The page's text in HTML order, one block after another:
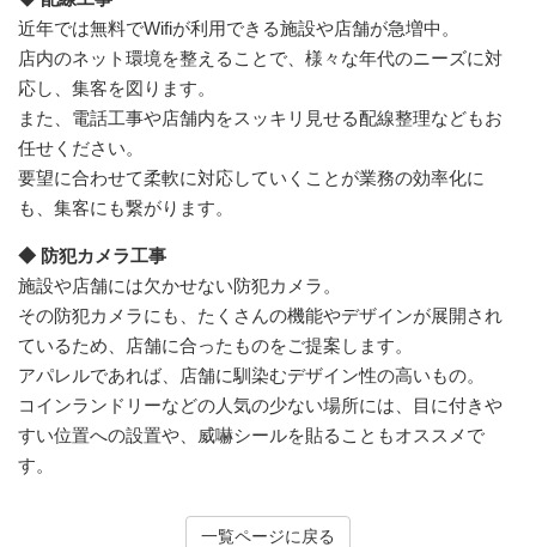
近年では無料でWifiが利用できる施設や店舗が急増中。
店内のネット環境を整えることで、様々な年代のニーズに対
応し、集客を図ります。
また、電話工事や店舗内をスッキリ見せる配線整理などもお
任せください。
要望に合わせて柔軟に対応していくことが業務の効率化に
も、集客にも繋がります。
◆ 防犯カメラ工事
施設や店舗には欠かせない防犯カメラ。
その防犯カメラにも、たくさんの機能やデザインが展開され
ているため、店舗に合ったものをご提案します。
アパレルであれば、店舗に馴染むデザイン性の高いもの。
コインランドリーなどの人気の少ない場所には、目に付きや
すい位置への設置や、威嚇シールを貼ることもオススメで
す。
一覧ページに戻る